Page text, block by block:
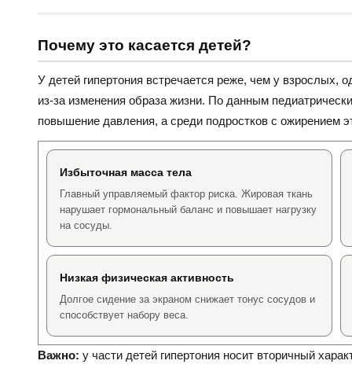
Почему это касается детей?
У детей гипертония встречается реже, чем у взрослых,
из-за изменения образа жизни. По данным
повышение давления, а среди подростков с ожирением
Избыточная масса тела
Главный управляемый фактор риска. Жировая ткань
нарушает гормональный баланс и повышает нагрузку
на сосуды.
Низкая физическая активность
Долгое сидение за экраном снижает тонус сосудов и
способствует набору веса.
Важно: у части детей гипертония носит вторичный